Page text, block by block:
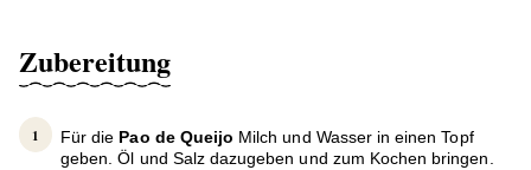
Zubereitung
Für die Pao de Queijo Milch und Wasser in einen Topf
geben. Öl und Salz dazugeben und zum Kochen bringen.